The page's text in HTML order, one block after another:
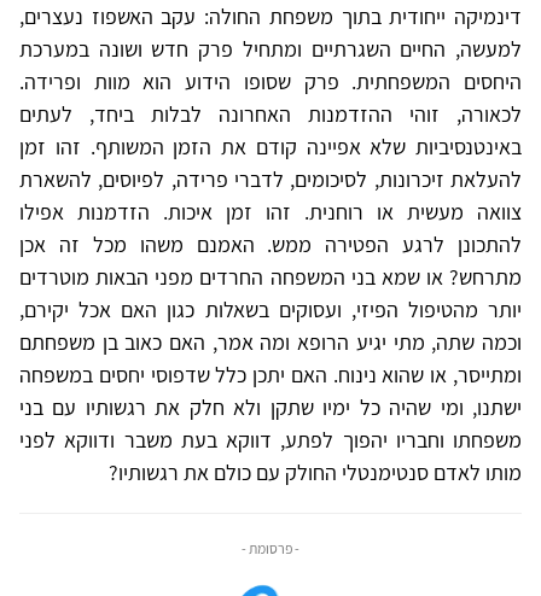
דינמיקה ייחודית בתוך משפחת החולה: עקב האשפוז נעצרים,
למעשה, החיים השגרתיים ומתחיל פרק חדש ושונה במערכת
היחסים המשפחתית. פרק שסופו הידוע הוא מוות ופרידה.
לכאורה, זוהי ההזדמנות האחרונה לבלות ביחד, לעתים
באינטנסיביות שלא אפיינה קודם את הזמן המשותף. זהו זמן
להעלאת זיכרונות, לסיכומים, לדברי פרידה, לפיוסים, להשארת
צוואה מעשית או רוחנית. זהו זמן איכות. הזדמנות אפילו
להתכונן לרגע הפטירה ממש. האמנם משהו מכל זה אכן
מתרחש? או שמא בני המשפחה החרדים מפני הבאות מוטרדים
יותר מהטיפול הפיזי, ועסוקים בשאלות כגון האם אכל יקירם,
וכמה שתה, מתי יגיע הרופא ומה אמר, האם כאוב בן משפחתם
ומתייסר, או שהוא נינוח. האם יתכן כלל שדפוסי יחסים במשפחה
ישתנו, ומי שהיה כל ימיו שתקן ולא חלק את רגשותיו עם בני
משפחתו וחבריו יהפוך לפתע, דווקא בעת משבר ודווקא לפני
מותו לאדם סנטימנטלי החולק עם כולם את רגשותיו?
- פרסומת -